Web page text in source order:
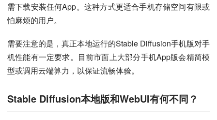
需下载安装任何App。这种方式更适合手机存储空间有限或
怕麻烦的用户。
需要注意的是，真正本地运行的Stable Diffusion手机版对手
机性能有一定要求。目前市面上大部分手机App版会精简模
型或调用云端算力，以保证流畅体验。
Stable Diffusion本地版和WebUI有何不同？